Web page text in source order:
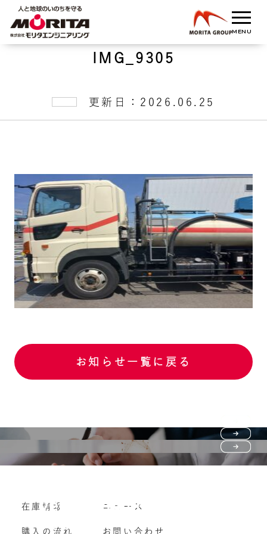
IMG_9305
更新日：2026.06.25
お知らせ一覧に戻る
購入の流れ
よくいただくご質問
Vehicle purchase
車両買い取り
在庫情報
購入の流れ
ニュース
お問い合わせ